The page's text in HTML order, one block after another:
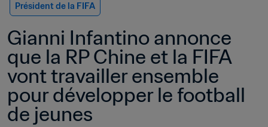
Président de la FIFA
Gianni Infantino annonce
que la RP Chine et la FIFA
vont travailler ensemble
pour développer le football
de jeunes